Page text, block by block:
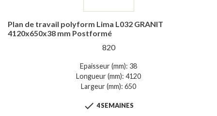
Plan de travail polyform Lima L032 GRANIT
4120x650x38 mm Postformé
820
Epaisseur (mm): 38
Longueur (mm): 4120
Largeur (mm): 650
 4 SEMAINES